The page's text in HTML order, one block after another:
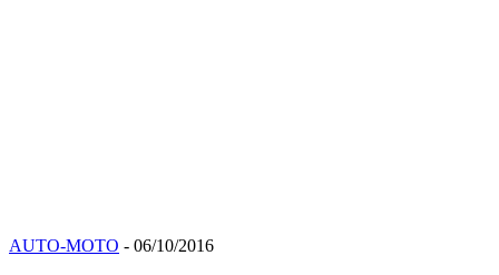
AUTO-MOTO - 06/10/2016